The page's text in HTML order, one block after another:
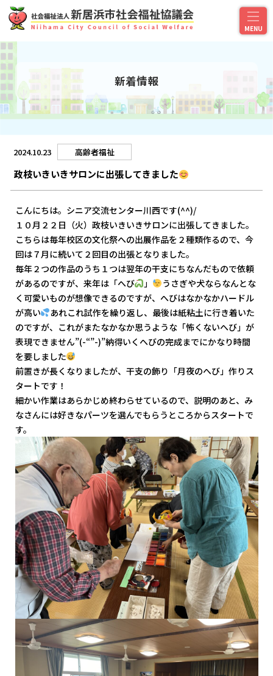
新着情報
2024.10.23 高齢者福祉
政枝いきいきサロンに出張してきました
こんにちは。シニア交流センター川西です(^^)/
１０月２２日（火）政枝いきいきサロンに出張してきました。
こちらは毎年校区の文化祭への出展作品を２種類作るので、今
回は７月に続いて２回目の出張となりました。
毎年２つの作品のうち１つは翌年の干支にちなんだもので依頼
があるのですが、来年は「へび
」
うさぎや犬ならなんとな
く可愛いものが想像できるのですが、へびはなかなかハードル
が高い
あれこれ試作を繰り返し、最後は紙粘土に行き着いた
のですが、これがまたなかなか思うような「怖くないへび」が
表現できません”(-“”-)”納得いくへびの完成までにかなり時間
を要しました
前置きが長くなりましたが、干支の飾り「月夜のへび」作りス
タートです！
細かい作業はあらかじめ終わらせているので、説明のあと、み
なさんには好きなパーツを選んでもらうところからスタートで
す。